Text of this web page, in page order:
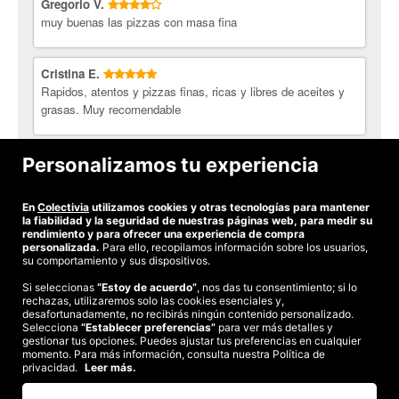
Peperoni
Istrata
Pasta:
Fiocchetti Gorgonzola
Ravioli di carne
Panzerotti fungui e porcini
Macarrones
Salsas: carbonara, boloñesa y 4 quesos
Hamburguesas:
Alabama
Wisconsin
Texas
Nevada
Postres:
Coulant de chocolate
Gregorio V.
muy buenas las pizzas con masa fina
Cristina E.
Rapidos, atentos y pizzas finas, ricas y libres de aceites y
grasas. Muy recomendable
Maria I.
Oso ongi
Ver todas las opiniones
©2026 Colectivia
Términos y condiciones|Política de privacidad|Política de cookies
Estudio turismo de verano 2020
Personalizamos tu experiencia
En Colectivia utilizamos cookies y otras tecnologías para mantener
la fiabilidad y la seguridad de nuestras páginas web, para medir su
rendimiento y para ofrecer una experiencia de compra
personalizada. Para ello, recopilamos información sobre los usuarios,
su comportamiento y sus dispositivos.
Si seleccionas “Estoy de acuerdo”, nos das tu consentimiento; si lo
rechazas, utilizaremos solo las cookies esenciales y,
desafortunadamente, no recibirás ningún contenido personalizado.
Selecciona “Establecer preferencias” para ver más detalles y
gestionar tus opciones. Puedes ajustar tus preferencias en cualquier
momento. Para más información, consulta nuestra Política de
privacidad. Leer más.